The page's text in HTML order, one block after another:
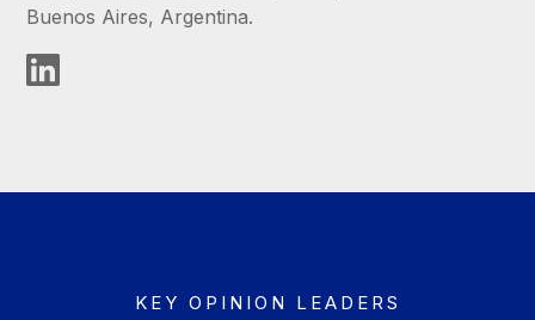
Buenos Aires, Argentina.
KEY OPINION LEADERS